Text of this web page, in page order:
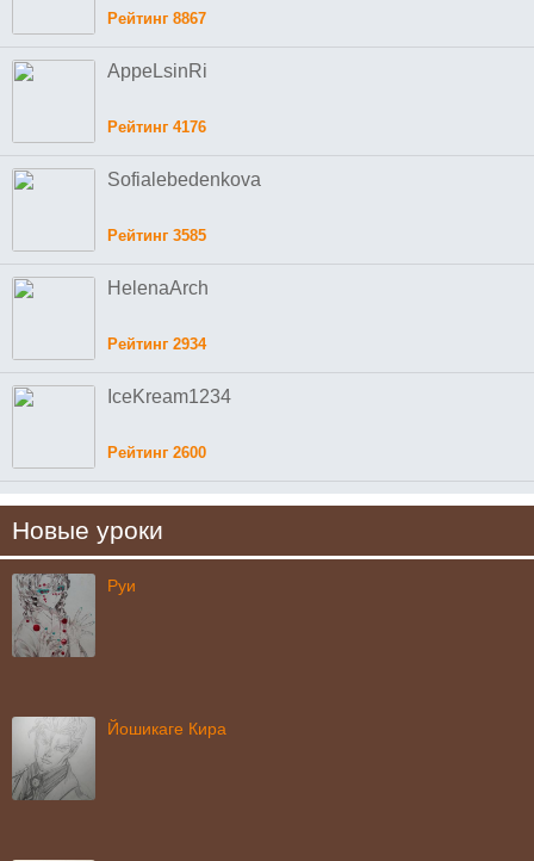
Рейтинг 8867
AppeLsinRi
Рейтинг 4176
Sofialebedenkova
Рейтинг 3585
HelenaArch
Рейтинг 2934
IceKream1234
Рейтинг 2600
Новые уроки
Руи
Йошикаге Кира